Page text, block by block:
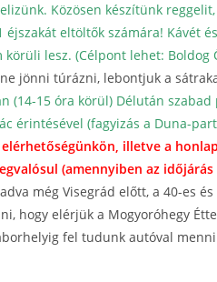
Közösen készítünk
eltöltők számára! Kávét
lesz. (Célpont lehet: Boldog
jönni túrázni, lebontjuk a
(14-15 óra körül) Délután szabad
érintésével (fagyizás a Duna-
illetve a
(amennyiben az időjárás
még Visegrád előtt, a 40-es
hogy elérjük a Mogyoróhegy
fel tudunk autóval